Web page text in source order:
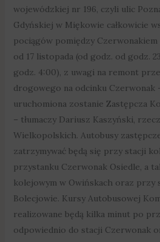
wojewódzkiej nr 196, czyli ulic
Gdyńskiej w Miękowie całkowicie
pociągów pomiędzy
od 17 listopada (od godz. od godz.
godz. 4:00), z uwagi na remont
drogowego na odcinku Czerwonak
uruchomiona zostanie Zastępcza
– tłumaczy Dariusz Kaszyński,
Wielkopolskich. Autobusy
zatrzymywać będą się przy stacji
przystanku Czerwonak Osiedle, a
kolejowym w Owińskach oraz przy
Bolecjowie. Kursy Autobusowej
realizowane będą kilka minut po
odpowiednio do stacji Czerwonak